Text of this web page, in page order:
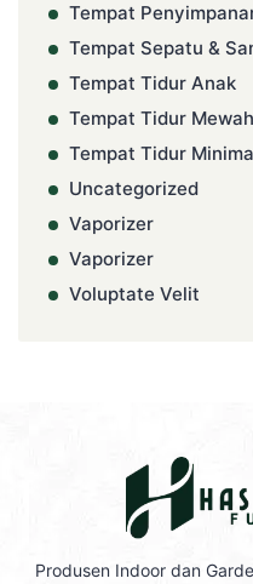
Tempat
Tempat Sepatu &
Tempat Tidur Anak
Tempat Tidur Mewah
Tempat Tidur
Uncategorized
Vaporizer
Vaporizer
Voluptate Velit
Produsen Indoor dan